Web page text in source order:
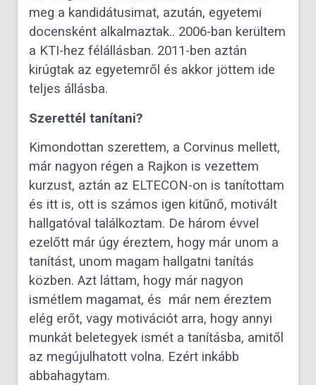
meg a kandidátusimat, azután, egyetemi
docensként alkalmaztak.. 2006-ban kerültem
a KTI-hez félállásban. 2011-ben aztán
kirúgtak az egyetemről és akkor jöttem ide
teljes állásba.
Szerettél tanítani?
Kimondottan szerettem, a Corvinus mellett,
már nagyon régen a Rajkon is vezettem
kurzust, aztán az ELTECON-on is tanítottam
és itt is, ott is számos igen kitűnő, motivált
hallgatóval találkoztam. De három évvel
ezelőtt már úgy éreztem, hogy már unom a
tanítást, unom magam hallgatni tanítás
közben. Azt láttam, hogy már nagyon
ismétlem magamat, és már nem éreztem
elég erőt, vagy motivációt arra, hogy annyi
munkát beletegyek ismét a tanításba, amitől
az megújulhatott volna. Ezért inkább
abbahagytam.